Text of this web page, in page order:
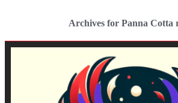
Archives for Panna Cotta